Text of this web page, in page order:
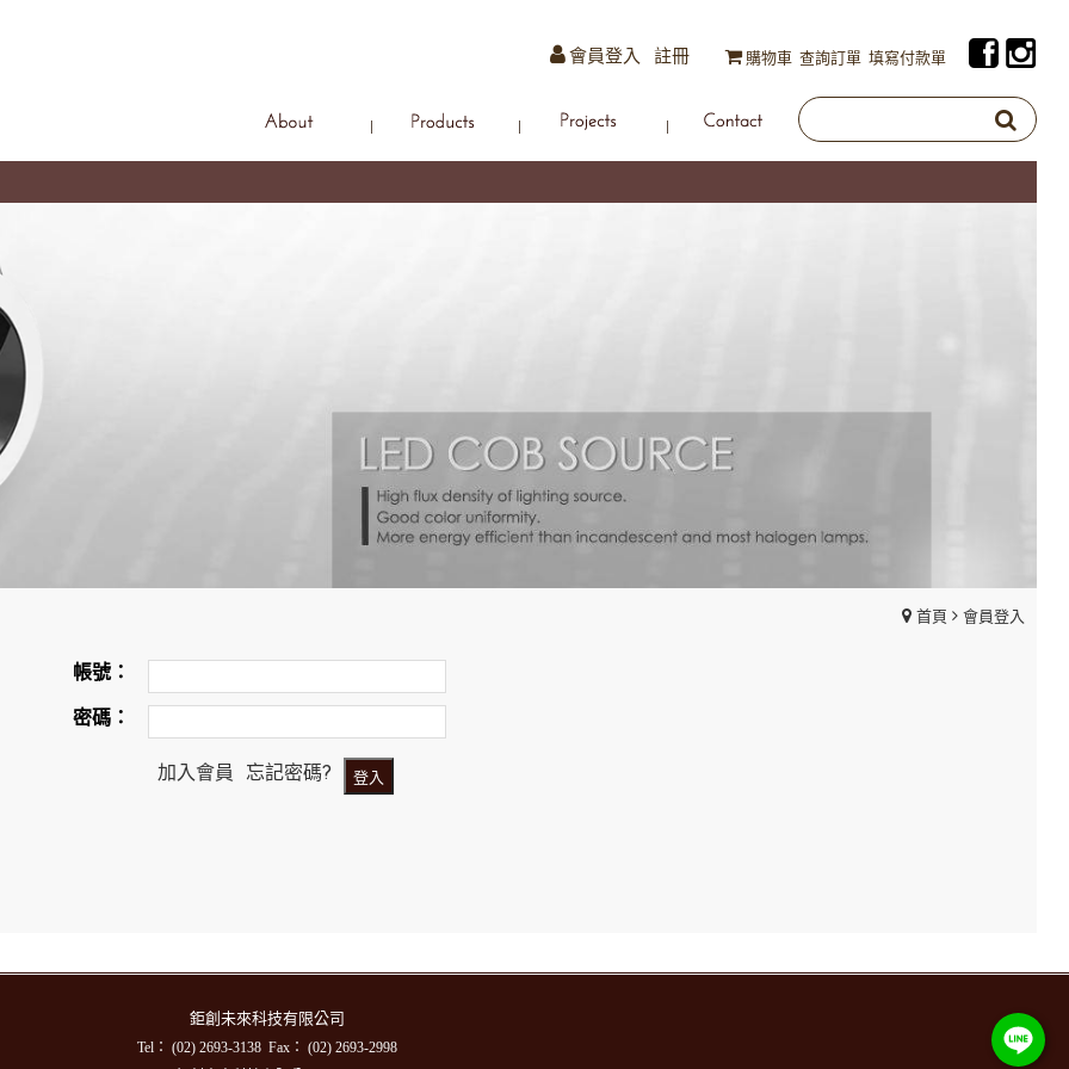
會員登入 註冊 購物車 查詢訂單 填寫付款單
首頁 會員登入
帳號：
密碼：
加入會員 忘記密碼?
鉅創未來科技有限公司
Tel： (02) 2693-3138 Fax： (02) 2693-2998